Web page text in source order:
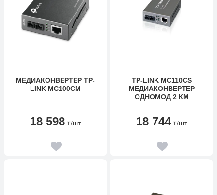
МЕДИАКОНВЕРТЕР TP-
LINK MC100CM
18 598 ₸/шт
TP-LINK MC110CS
МЕДИАКОНВЕРТЕР
ОДНОМОД 2 КМ
18 744 ₸/шт